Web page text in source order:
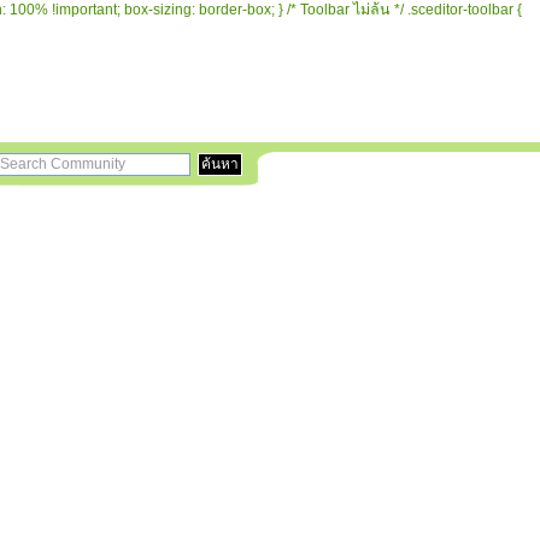
!important; box-sizing: border-box; } /* Toolbar ไม่ล้น */ .sceditor-toolbar {